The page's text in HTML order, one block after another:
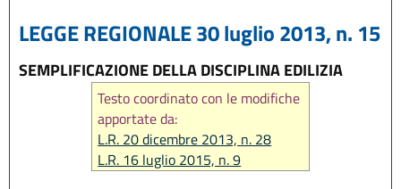
LEGGE REGIONALE 30 luglio 2013, n. 15
SEMPLIFICAZIONE DELLA DISCIPLINA EDILIZIA
Testo coordinato con le modifiche
apportate da:
L.R. 20 dicembre 2013, n. 28
L.R. 16 luglio 2015, n. 9